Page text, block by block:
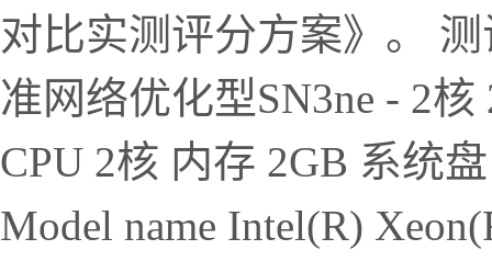
对比实测评分方案》。
准网络优化型SN3ne - 2
CPU 2核 内存 2GB 系统
Model name Intel(R)